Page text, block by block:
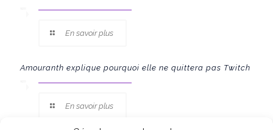
En savoir plus
Amouranth explique pourquoi elle ne quittera pas Twitch
En savoir plus